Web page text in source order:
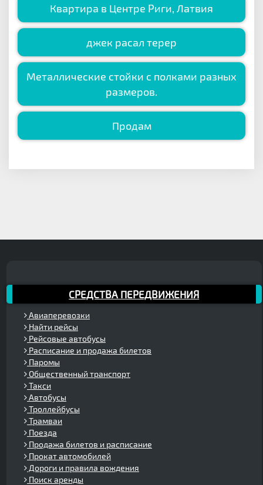
Квартира в Центре Риги, Латвия
джек расал терер
Металлические стойки с полками разных
размеров.
Продам
СРЕДСТВА ПЕРЕДВИЖЕНИЯ
Авиаперевозки
Найти рейсы
Рейсовые автобусы
Расписание и продажа билетов
Паромы
Общественный транспорт
Такси
Автобусы
Троллейбусы
Трамваи
Поезда
Продажа билетов и расписание
Прокат автомобилей
Дороги и правила вождения
Поиск аренды